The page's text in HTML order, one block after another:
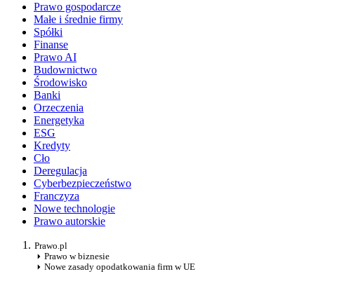
Prawo gospodarcze
Małe i średnie firmy
Spółki
Finanse
Prawo AI
Budownictwo
Środowisko
Banki
Orzeczenia
Energetyka
ESG
Kredyty
Cło
Deregulacja
Cyberbezpieczeństwo
Franczyza
Nowe technologie
Prawo autorskie
Prawo.pl
Prawo w biznesie
Nowe zasady opodatkowania firm w UE